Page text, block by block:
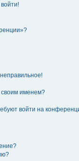
своим именем?
войти на